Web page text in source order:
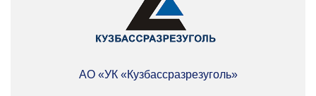
АО «УК «Кузбассразрезуголь»